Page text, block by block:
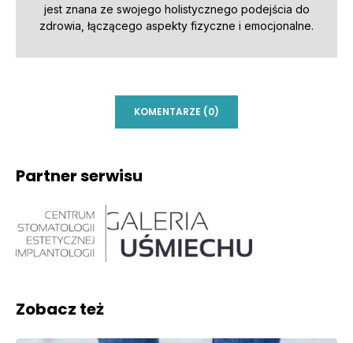
jest znana ze swojego holistycznego podejścia do
zdrowia, łączącego aspekty fizyczne i emocjonalne.
KOMENTARZE (0)
Partner serwisu
Zobacz też